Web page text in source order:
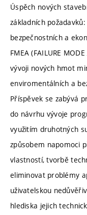
Úspěch nových
základních
bezpečnostních a
FMEA (FAILURE
vývoji nových hmot
enviromentálních a
Příspěvek se zabývá
do návrhu vývoje
využitím druhotných
způsobem napomoci
vlastností, tvorbě
eliminovat problémy
uživatelskou
hlediska jejich